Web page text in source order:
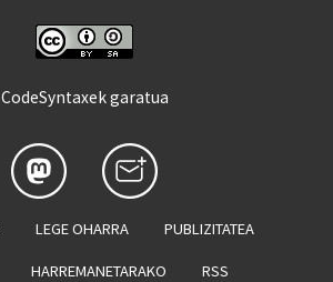
CodeSyntaxek garatua
LEGE OHARRA PUBLIZITATEA
HARREMANETARAKO RSS